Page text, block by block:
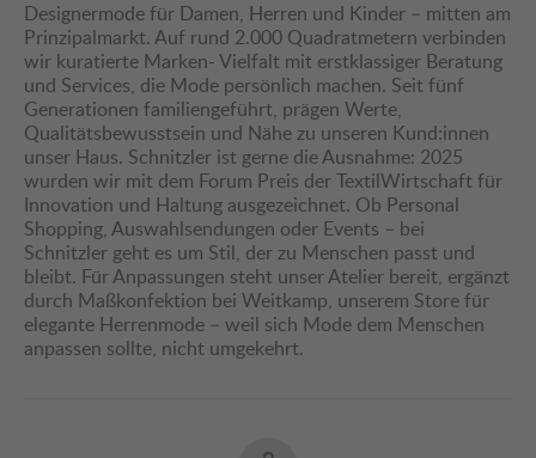
Designermode für Damen, Herren und Kinder – mitten am
Prinzipalmarkt. Auf rund 2.000 Quadratmetern verbinden
wir kuratierte Marken- Vielfalt mit erstklassiger Beratung
und Services, die Mode persönlich machen. Seit fünf
Generationen familiengeführt, prägen Werte,
Qualitätsbewusstsein und Nähe zu unseren Kund:innen
unser Haus. Schnitzler ist gerne die Ausnahme: 2025
wurden wir mit dem Forum Preis der TextilWirtschaft für
Innovation und Haltung ausgezeichnet. Ob Personal
Shopping, Auswahlsendungen oder Events – bei
Schnitzler geht es um Stil, der zu Menschen passt und
bleibt. Für Anpassungen steht unser Atelier bereit, ergänzt
durch Maßkonfektion bei Weitkamp, unserem Store für
elegante Herrenmode – weil sich Mode dem Menschen
anpassen sollte, nicht umgekehrt.